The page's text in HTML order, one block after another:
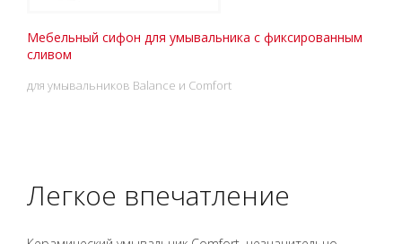
Мебельный сифон для умывальника с фиксированным
сливом
для умывальников Balance и Comfort
Легкое впечатление